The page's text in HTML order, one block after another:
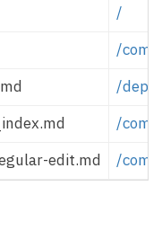
/
/
/dept
/
edit.md
/